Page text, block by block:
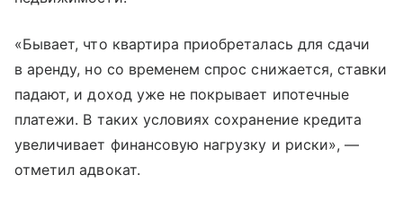
«Бывает, что квартира приобреталась для сдачи
в аренду, но со временем спрос снижается, ставки
падают, и доход уже не покрывает ипотечные
платежи. В таких условиях сохранение кредита
увеличивает финансовую нагрузку и риски», —
отметил адвокат.